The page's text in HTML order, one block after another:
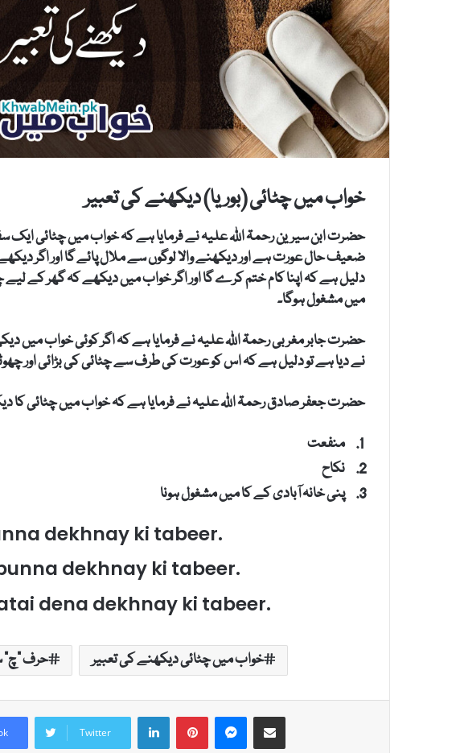
خواب میں چٹائی (بوریا) دیکھنے کی تعبیر
حضرت ابن سیرین رحمۃ اللہ علیہ نے فرمایا ہے کہ خواب میں چٹائی ایک
ضعیف حال عورت ہے اور دیکھنے والا لوگوں سے ملال پائے گا اور اگر
دلیل ہے کہ اپنا کام ختم کرے گا اور اگر خواب میں دیکھے کہ گھر کے
میں مشغول ہوگا۔
حضرت جابر مغربی رحمۃ اللہ علیہ نے فرمایا ہے کہ اگر کوئی خواب
نے دیا ہے تو دلیل ہے کہ اس کو عورت کی طرف سے چٹائی کی بڑائی اور
حضرت جعفر صادق رحمۃ اللہ علیہ نے فرمایا ہے کہ خواب میں چٹائی کا
منفعت
نکاح
پنی خانہ آبادی کے کا میں مشغول ہونا
dekhnay ki tabeer.
dekhnay ki tabeer.
dena dekhnay ki tabeer.
حرف "چ" خواب میں چٹائی دیکھنے کی تعبیر
Twitter
LinkedInPinterestMessenger
Share via Email